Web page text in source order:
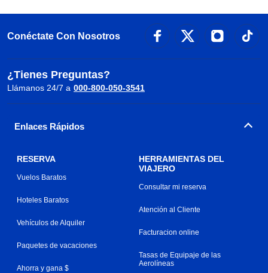
Conéctate Con Nosotros
¿Tienes Preguntas?
Llámanos 24/7 a 000-800-050-3541
Enlaces Rápidos
RESERVA
Vuelos Baratos
Hoteles Baratos
Vehículos de Alquiler
Paquetes de vacaciones
Ahorra y gana $
HERRAMIENTAS DEL
VIAJERO
Consultar mi reserva
Atención al Cliente
Facturacion online
Tasas de Equipaje de las
Aerolíneas